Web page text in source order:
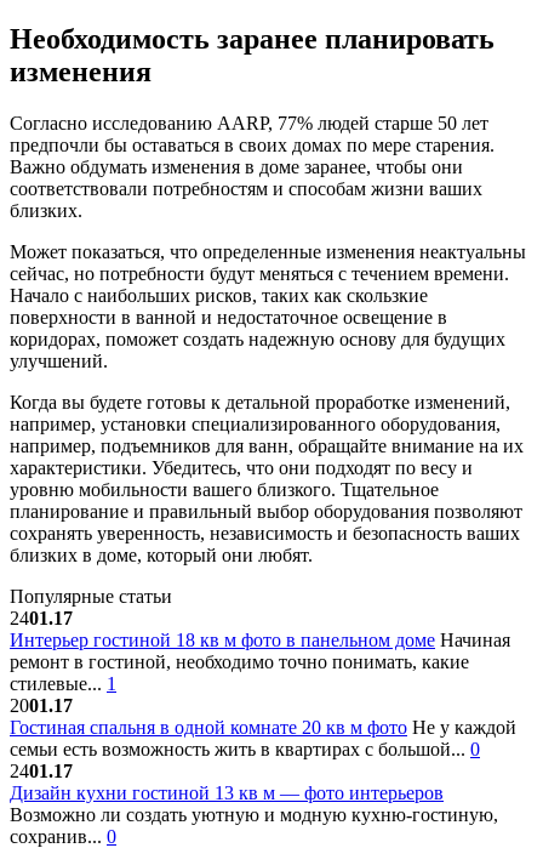
Необходимость заранее планировать
изменения
Согласно исследованию AARP, 77% людей старше 50 лет
предпочли бы оставаться в своих домах по мере старения.
Важно обдумать изменения в доме заранее, чтобы они
соответствовали потребностям и способам жизни ваших
близких.
Может показаться, что определенные изменения неактуальны
сейчас, но потребности будут меняться с течением времени.
Начало с наибольших рисков, таких как скользкие
поверхности в ванной и недостаточное освещение в
коридорах, поможет создать надежную основу для будущих
улучшений.
Когда вы будете готовы к детальной проработке изменений,
например, установки специализированного оборудования,
например, подъемников для ванн, обращайте внимание на их
характеристики. Убедитесь, что они подходят по весу и
уровню мобильности вашего близкого. Тщательное
планирование и правильный выбор оборудования позволяют
сохранять уверенность, независимость и безопасность ваших
близких в доме, который они любят.
Популярные статьи
2401.17
Интерьер гостиной 18 кв м фото в панельном доме Начиная
ремонт в гостиной, необходимо точно понимать, какие
стилевые... 1
2001.17
Гостиная спальня в одной комнате 20 кв м фото Не у каждой
семьи есть возможность жить в квартирах с большой... 0
2401.17
Дизайн кухни гостиной 13 кв м — фото интерьеров
Возможно ли создать уютную и модную кухню-гостиную,
сохранив... 0